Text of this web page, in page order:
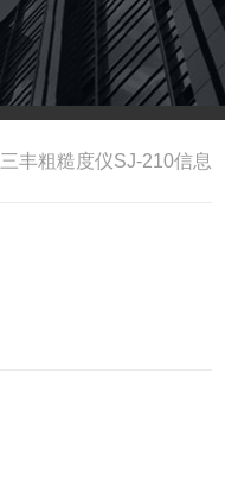
三丰粗糙度仪SJ-210信息